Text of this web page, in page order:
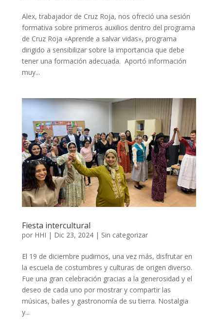
Alex, trabajador de Cruz Roja, nos ofreció una sesión
formativa sobre primeros auxilios dentro del programa
de Cruz Roja «Aprende a salvar vidas», programa
dirigido a sensibilizar sobre la importancia que debe
tener una formación adecuada. Aportó información
muy...
Fiesta intercultural
por HHI | Dic 23, 2024| Sin categorizar
El 19 de diciembre pudimos, una vez más, disfrutar en
la escuela de costumbres y culturas de origen diverso.
Fue una gran celebración gracias a la generosidad y el
deseo de cada uno por mostrar y compartir las
músicas, bailes y gastronomía de su tierra. Nostalgia
y...